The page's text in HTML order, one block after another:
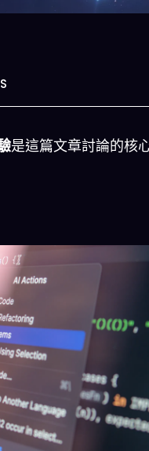
是這篇文章討論的核